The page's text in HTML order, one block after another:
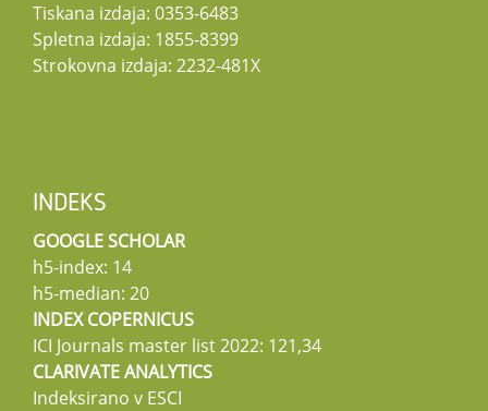
Tiskana izdaja: 0353-6483
Spletna izdaja: 1855-8399
Strokovna izdaja: 2232-481X
INDEKS
GOOGLE SCHOLAR
h5-index: 14
h5-median: 20
INDEX COPERNICUS
ICI Journals master list 2022: 121,34
CLARIVATE ANALYTICS
Indeksirano v ESCI